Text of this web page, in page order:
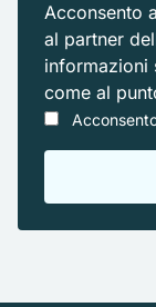
Acconsento
al partner
informazioni
come al